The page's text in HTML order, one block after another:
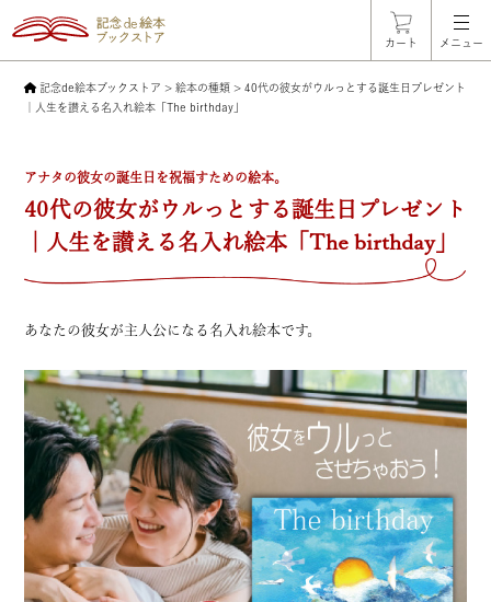
カート メニュー
記念de絵本ブックストア >絵本の種類 >40代の彼女がウルっとする誕生日プレゼント
｜人生を讃える名入れ絵本「The birthday」
アナタの彼女の誕生日を祝福すための絵本。
40代の彼女がウルっとする誕生日プレゼント
｜人生を讃える名入れ絵本「The birthday」
あなたの彼女が主人公になる名入れ絵本です。